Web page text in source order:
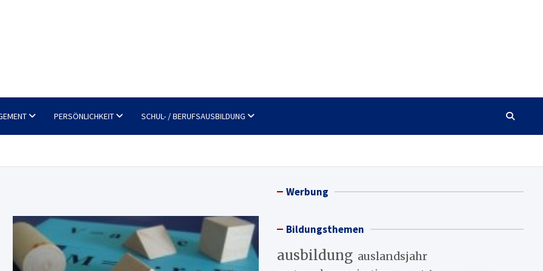
PERSÖNLICHKEIT SCHUL- / BERUFSAUSBILDUNG
Werbung
Bildungsthemen
ausbildung auslandsjahr